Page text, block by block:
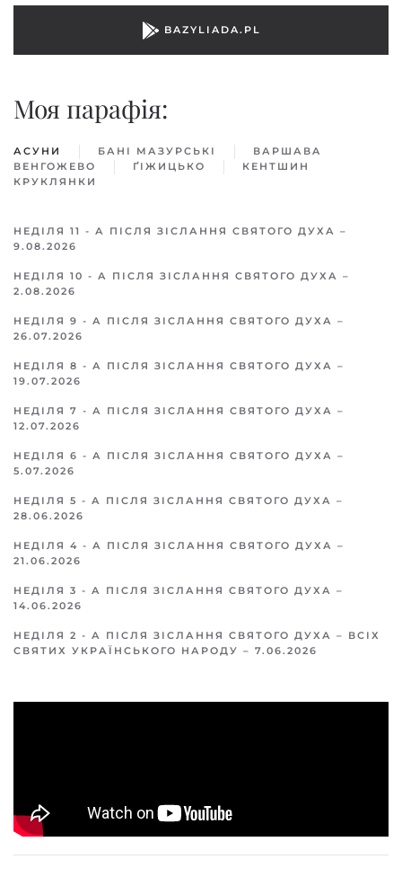
BAZYLIADA.PL
Моя парафiя:
АСУНИ БАНІ МАЗУРСЬКІ
ВАРШАВA
ВЕНГОЖЕВО
ҐІЖИЦЬКO
КЕНТШИН
КРУКЛЯНКИ
НЕДІЛЯ 11 - А ПІСЛЯ ЗІСЛАННЯ СВЯТОГО ДУХА –
9.08.2026
НЕДІЛЯ 10 - А ПІСЛЯ ЗІСЛАННЯ СВЯТОГО ДУХА –
2.08.2026
НЕДІЛЯ 9 - А ПІСЛЯ ЗІСЛАННЯ СВЯТОГО ДУХА –
26.07.2026
НЕДІЛЯ 8 - А ПІСЛЯ ЗІСЛАННЯ СВЯТОГО ДУХА –
19.07.2026
НЕДІЛЯ 7 - А ПІСЛЯ ЗІСЛАННЯ СВЯТОГО ДУХА –
12.07.2026
НЕДІЛЯ 6 - А ПІСЛЯ ЗІСЛАННЯ СВЯТОГО ДУХА –
5.07.2026
НЕДІЛЯ 5 - А ПІСЛЯ ЗІСЛАННЯ СВЯТОГО ДУХА –
28.06.2026
НЕДІЛЯ 4 - А ПІСЛЯ ЗІСЛАННЯ СВЯТОГО ДУХА –
21.06.2026
НЕДІЛЯ 3 - А ПІСЛЯ ЗІСЛАННЯ СВЯТОГО ДУХА –
14.06.2026
НЕДІЛЯ 2 - А ПІСЛЯ ЗІСЛАННЯ СВЯТОГО ДУХА – ВСІХ
СВЯТИХ УКРАЇНСЬКОГО НАРОДУ – 7.06.2026